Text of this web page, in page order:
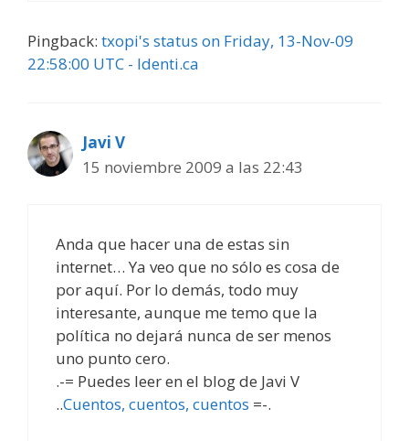
Pingback: txopi's status on Friday, 13-Nov-09
22:58:00 UTC - Identi.ca
Javi V
15 noviembre 2009 a las 22:43
Anda que hacer una de estas sin
internet… Ya veo que no sólo es cosa de
por aquí. Por lo demás, todo muy
interesante, aunque me temo que la
política no dejará nunca de ser menos
uno punto cero.
.-= Puedes leer en el blog de Javi V
..Cuentos, cuentos, cuentos =-.